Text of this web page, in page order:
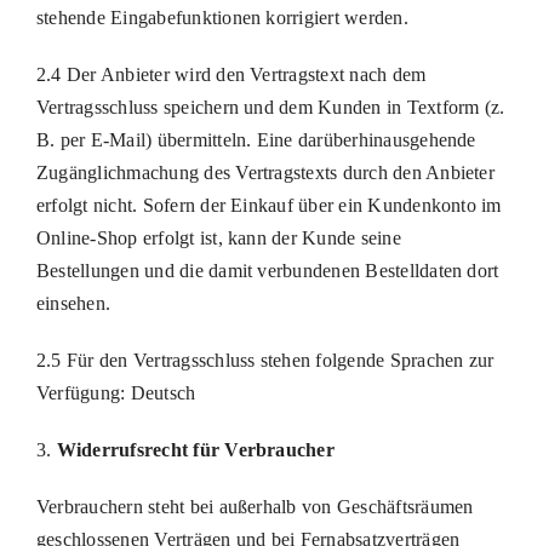
stehende Eingabefunktionen korrigiert werden.
2.4 Der Anbieter wird den Vertragstext nach dem
Vertragsschluss speichern und dem Kunden in Textform (z.
B. per E-Mail) übermitteln. Eine darüberhinausgehende
Zugänglichmachung des Vertragstexts durch den Anbieter
erfolgt nicht. Sofern der Einkauf über ein Kundenkonto im
Online-Shop erfolgt ist, kann der Kunde seine
Bestellungen und die damit verbundenen Bestelldaten dort
einsehen.
2.5 Für den Vertragsschluss stehen folgende Sprachen zur
Verfügung: Deutsch
3. Widerrufsrecht für Verbraucher
Verbrauchern steht bei außerhalb von Geschäftsräumen
geschlossenen Verträgen und bei Fernabsatzverträgen